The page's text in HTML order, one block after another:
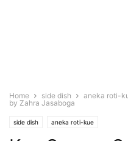
Home side dish aneka roti-
by Zahra Jasaboga
side dish aneka roti-kue